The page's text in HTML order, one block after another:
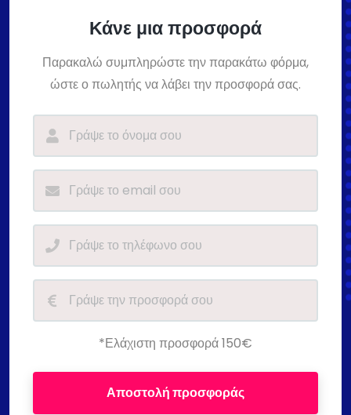
Κάνε μια προσφορά
Παρακαλώ συμπληρώστε την παρακάτω φόρμα,
ώστε ο πωλητής να λάβει την προσφορά σας.
*Ελάχιστη προσφορά 150€
Αποστολή προσφοράς